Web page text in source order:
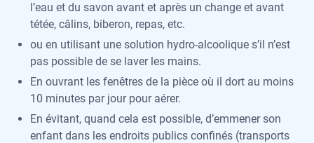
l’eau et du savon avant et après un change et avant
tétée, câlins, biberon, repas, etc.
ou en utilisant une solution hydro-alcoolique s’il n’est
pas possible de se laver les mains.
En ouvrant les fenêtres de la pièce où il dort au moins
10 minutes par jour pour aérer.
En évitant, quand cela est possible, d’emmener son
enfant dans les endroits publics confinés (transports